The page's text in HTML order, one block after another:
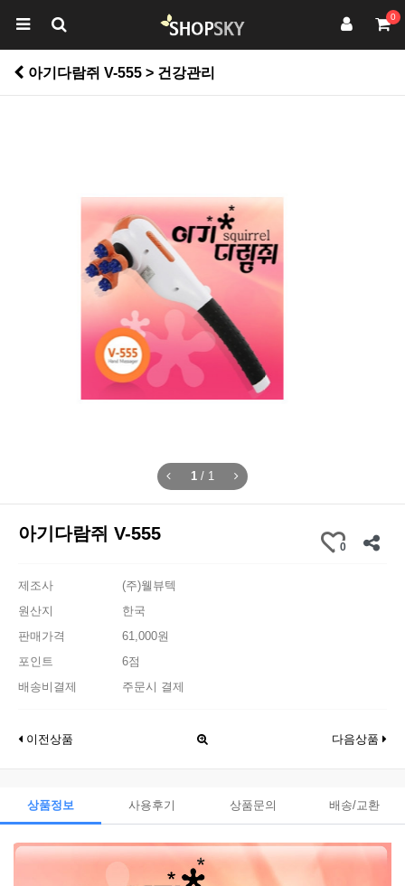
0
아기다람쥐 V-555 > 건강관리
1 / 1
아기다람쥐 V-555
0
제조사
(주)웰뷰텍
원산지
한국
판매가격
61,000원
포인트
6점
배송비결제
주문시 결제
이전상품 다음상품
상품정보 사용후기 상품문의 배송/교환